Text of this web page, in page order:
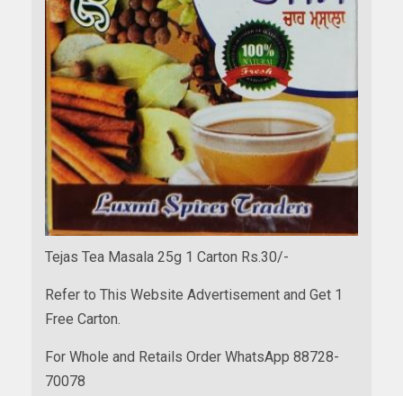
Tejas Tea Masala 25g 1 Carton Rs.30/-
Refer to This Website Advertisement and Get 1
Free Carton.
For Whole and Retails Order WhatsApp 88728-
70078